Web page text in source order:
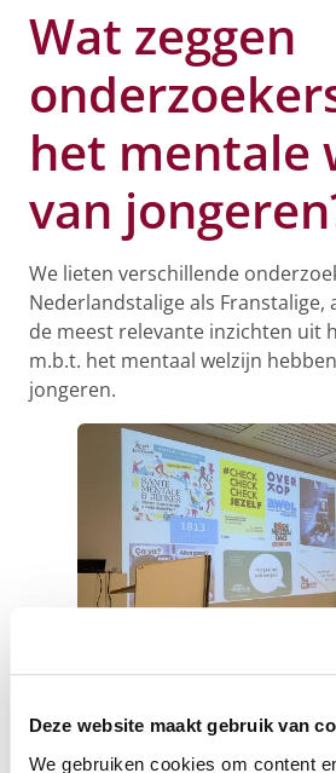
Deze website maakt gebruik van
We gebruiken cookies om content
Wat zeggen
het mentale
van
We lieten verschillende
Nederlandstalige als Franstalige,
de meest relevante inzichten uit
m.b.t. het mentaal welzijn
jongeren.
(UCLouvain):